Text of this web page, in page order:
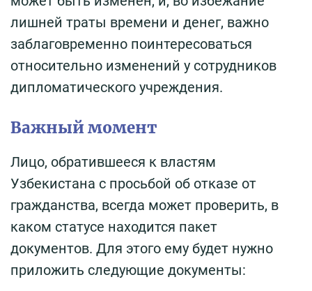
лишней траты времени и денег, важно
заблаговременно поинтересоваться
относительно изменений у сотрудников
дипломатического учреждения.
Важный момент
Лицо, обратившееся к властям
Узбекистана с просьбой об отказе от
гражданства, всегда может проверить, в
каком статусе находится пакет
документов. Для этого ему будет нужно
приложить следующие документы: